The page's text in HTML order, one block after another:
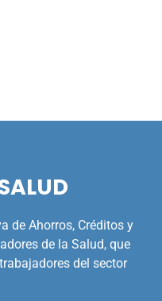
de Ahorros, Créditos y
de la Salud, que
del sector